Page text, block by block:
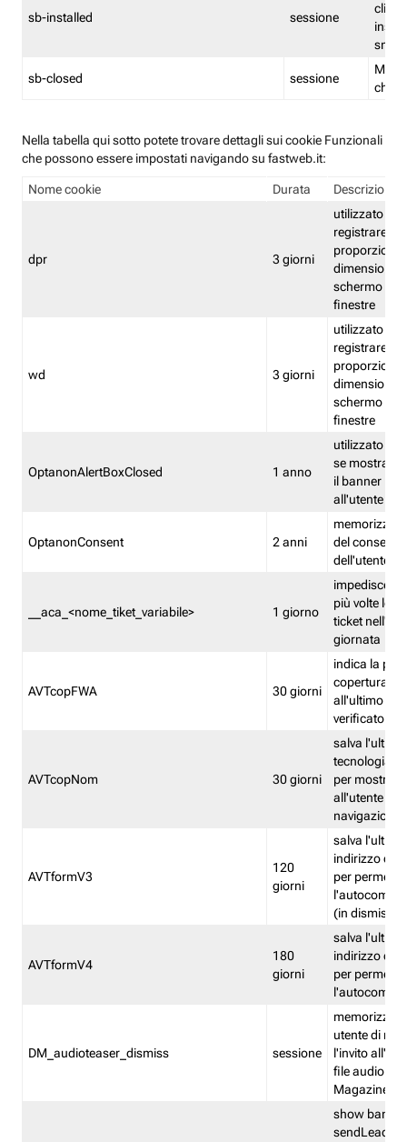
sb-installed sessione
sb-closed sessione
Nella tabella qui sotto potete trovare dettagli sui cookie Funzionali
che possono essere impostati navigando su fastweb.it:
Nome cookie Durata Descrizione
dpr 3 giorni
utilizzato per
registrare le
proporzioni
dimensioni
schermo e
finestre
wd 3 giorni
utilizzato per
registrare le
proporzioni
dimensioni
schermo e
finestre
OptanonAlertBoxClosed 1 anno
utilizzato per
se mostrare
il banner
all'utente
OptanonConsent 2 anni
memorizza
del
dell'utente
__aca_<nome_tiket_variabile> 1 giorno
impedisce di
più volte lo
ticket
giornata
AVTcopFWA 30 giorni
indica la
copertura
all'ultimo
verificato
AVTcopNom 30 giorni
salva l'ultima
tecnologia
per
all'utente
navigazione
AVTformV3
120
giorni
salva l'ultimo
indirizzo di
per
(in
AVTformV4
180
giorni
salva l'ultimo
indirizzo di
per
DM_audioteaser_dismiss sessione
memorizza
utente di
l'invito
file audio del
Magazine
show banner
sendLead